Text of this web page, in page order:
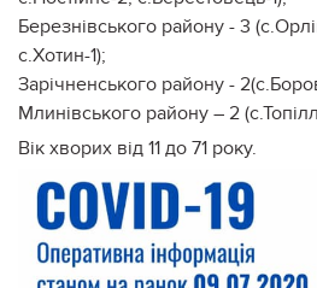
Березнівського району - 3
с.Хотин-1);
Зарічненського району -
Млинівського району – 2
Вік хворих від 11 до 71 року.